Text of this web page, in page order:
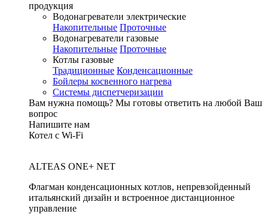
продукция
Водонагреватели электрические
Накопительные Проточные
Водонагреватели газовые
Накопительные Проточные
Котлы газовые
Традиционные Конденсационные
Бойлеры косвенного нагрева
Системы диспетчеризации
Вам нужна помощь? Мы готовы ответить на любой Ваш
вопрос
Напишите нам
Котел с Wi-Fi
ALTEAS ONE+ NET
Флагман конденсационных котлов, непревзойденный
итальянский дизайн и встроенное дистанционное
управление